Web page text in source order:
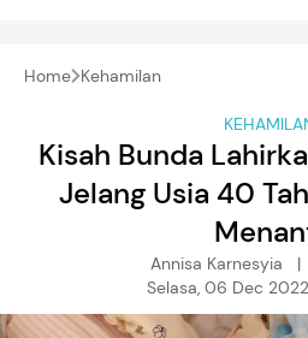
Home Kehamilan
Kisah Bunda
Jelang Usia 40
Annisa Karnesyia |
Selasa, 06 Dec